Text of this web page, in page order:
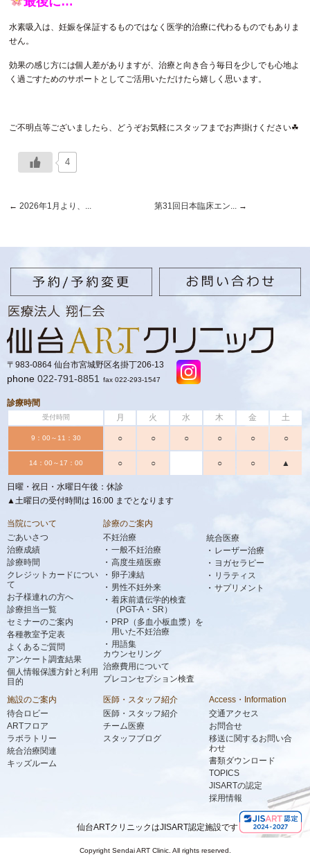
水素吸入は、妊娠を保証するものではなく医学的治療に代わるものでもありま
せん。
効果の感じ方には個人差がありますが、治療と向き合う毎日を少しでも心地よ
く過ごすためのサポートとしてご活用いただけたら嬉しく思います。
ご不明点等ございましたら、どうぞお気軽にスタッフまでお声掛けください☘
4
← 2026年1月より、... 第31回日本臨床エン... →
〒983-0864 仙台市宮城野区名掛丁206-13
phone 022-791-8851 fax 022-293-1547
診療時間
受付時間 月 火 水 木 金 土
9：00～11：30 ○ ○ ○ ○ ○ ○
14：00～17：00 ○ ○ ○ ○ ▲
日曜・祝日・水曜日午後：休診
▲土曜日の受付時間は 16:00 までとなります
当院について
ごあいさつ
治療成績
診療時間
クレジットカードについ
て
お子様連れの方へ
診療担当一覧
セミナーのご案内
各種教室予定表
よくあるご質問
アンケート調査結果
個人情報保護方針と利用
目的
診療のご案内
不妊治療
一般不妊治療
高度生殖医療
卵子凍結
男性不妊外来
着床前遺伝学的検査
（PGT-A・SR）
PRP（多血小板血漿）を
用いた不妊治療
用語集
カウンセリング
治療費用について
プレコンセプション検査
統合医療
レーザー治療
ヨガセラピー
リラティス
サプリメント
施設のご案内
待合ロビー
ARTフロア
ラボラトリー
統合治療関連
キッズルーム
医師・スタッフ紹介
医師・スタッフ紹介
チーム医療
スタッフブログ
Access・Information
交通アクセス
お問合せ
移送に関するお問い合
わせ
書類ダウンロード
TOPICS
JISARTの認定
採用情報
仙台ARTクリニックはJISART認定施設です
Copyright Sendai ART Clinic. All rights reserved.